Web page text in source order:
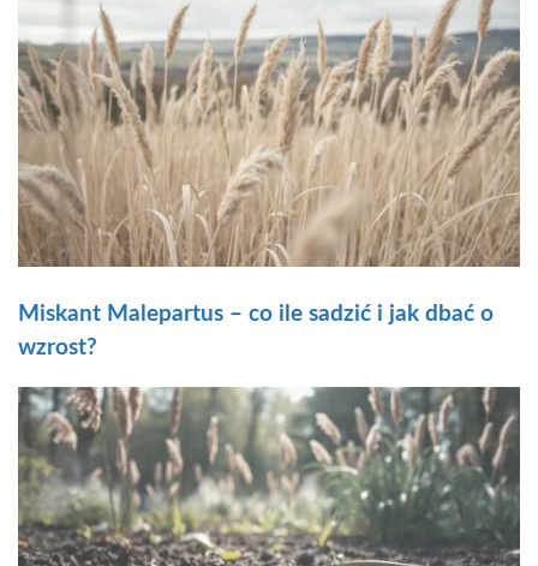
Miskant Malepartus – co ile sadzić i jak dbać o
wzrost?